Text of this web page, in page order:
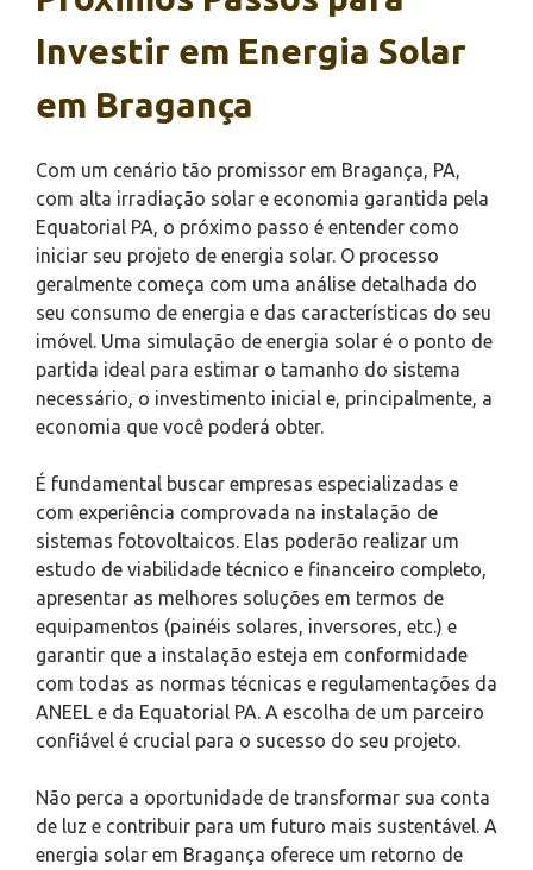
Investir em Energia Solar
em Bragança
Com um cenário tão promissor em Bragança, PA,
com alta irradiação solar e economia garantida pela
Equatorial PA, o próximo passo é entender como
iniciar seu projeto de energia solar. O processo
geralmente começa com uma análise detalhada do
seu consumo de energia e das características do seu
imóvel. Uma simulação de energia solar é o ponto de
partida ideal para estimar o tamanho do sistema
necessário, o investimento inicial e, principalmente, a
economia que você poderá obter.
É fundamental buscar empresas especializadas e
com experiência comprovada na instalação de
sistemas fotovoltaicos. Elas poderão realizar um
estudo de viabilidade técnico e financeiro completo,
apresentar as melhores soluções em termos de
equipamentos (painéis solares, inversores, etc.) e
garantir que a instalação esteja em conformidade
com todas as normas técnicas e regulamentações da
ANEEL e da Equatorial PA. A escolha de um parceiro
confiável é crucial para o sucesso do seu projeto.
Não perca a oportunidade de transformar sua conta
de luz e contribuir para um futuro mais sustentável. A
energia solar em Bragança oferece um retorno de